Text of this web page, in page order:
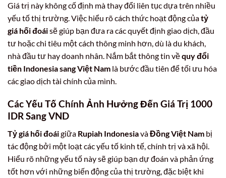
Giá trị này không cố định mà thay đổi liên tục dựa trên nhiều
yếu tố thị trường. Việc hiểu rõ cách thức hoạt động củatỷ
giá hối đoáisẽ giúp bạn đưa ra các quyết định giao dịch, đầu
tư hoặc chi tiêu một cách thông minh hơn, dù là du khách,
nhà đầu tư hay doanh nhân. Nắm bắt thông tin vềquy đổi
tiền Indonesia sang Việt Nam là bước đầu tiên để tối ưu hóa
các giao dịch tài chính của mình.
Các Yếu Tố Chính Ảnh Hưởng Đến Giá Trị 1000
IDR Sang VND
Tỷ giá hối đoáigiữa Rupiah IndonesiavàĐồng Việt Nam bị
tác động bởi một loạt các yếu tố kinh tế, chính trị và xã hội.
Hiểu rõ những yếu tố này sẽ giúp bạn dự đoán và phản ứng
tốt hơn với những biến động của thị trường, đặc biệt khi